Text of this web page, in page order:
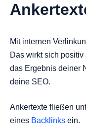
Mit internen
Das wirkt sich
das Ergebnis deiner
deine SEO.
Ankertexte fließen
eines Backlinks ein.